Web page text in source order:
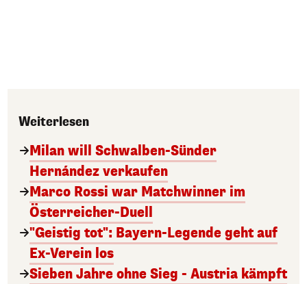
Weiterlesen
Milan will Schwalben-Sünder
Hernández verkaufen
Marco Rossi war Matchwinner im
Österreicher-Duell
"Geistig tot": Bayern-Legende geht auf
Ex-Verein los
Sieben Jahre ohne Sieg - Austria kämpft